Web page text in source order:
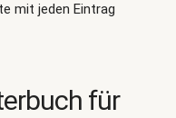
mit jeden Eintrag
für